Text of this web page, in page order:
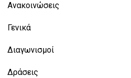
Ανακοινώσεις
Γενικά
Διαγωνισμοί
Δράσεις